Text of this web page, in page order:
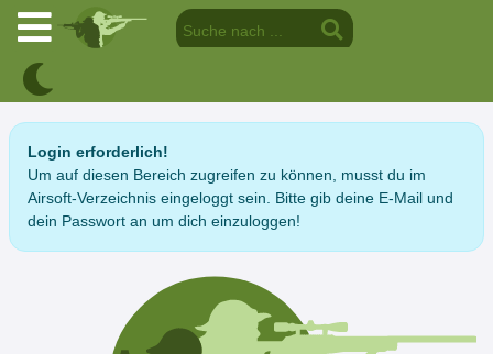
Login erforderlich!
Um auf diesen Bereich zugreifen zu können, musst du im
Airsoft-Verzeichnis eingeloggt sein. Bitte gib deine E-Mail und
dein Passwort an um dich einzuloggen!